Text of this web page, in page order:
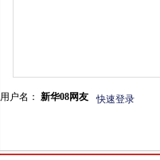
用户名： 新华08网友 快速登录